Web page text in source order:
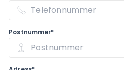
Postnummer*